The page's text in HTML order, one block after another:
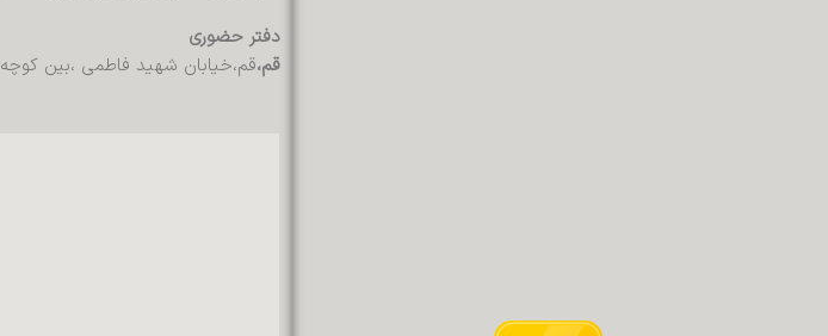
دفتر حضوری
قم،قم،خیابان شهید فاطمی ،بین کوچه 25 و 27، رو به روی بهزیستی